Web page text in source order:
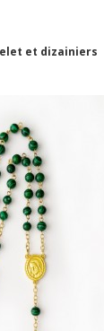
et dizainiers